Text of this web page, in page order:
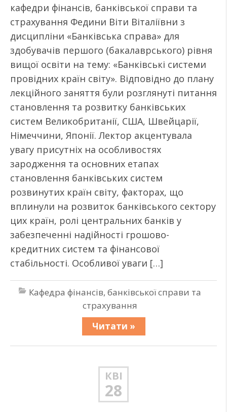
кафедри фінансів, банківської справи та
страхування Федини Віти Віталіївни з
дисципліни «Банківська справа» для
здобувачів першого (бакалаврського) рівня
вищої освіти на тему: «Банківські системи
провідних країн світу». Відповідно до плану
лекційного заняття були розглянуті питання
становлення та розвитку банківських
систем Великобританії, США, Швейцарії,
Німеччини, Японії. Лектор акцентувала
увагу присутніх на особливостях
зародження та основних етапах
становлення банківських систем
розвинутих країн світу, факторах, що
вплинули на розвиток банківського сектору
цих країн, ролі центральних банків у
забезпеченні надійності грошово-
кредитних систем та фінансової
стабільності. Особливої уваги […]
Кафедра фінансів, банківської справи та
страхування
Читати »
КВІ
28